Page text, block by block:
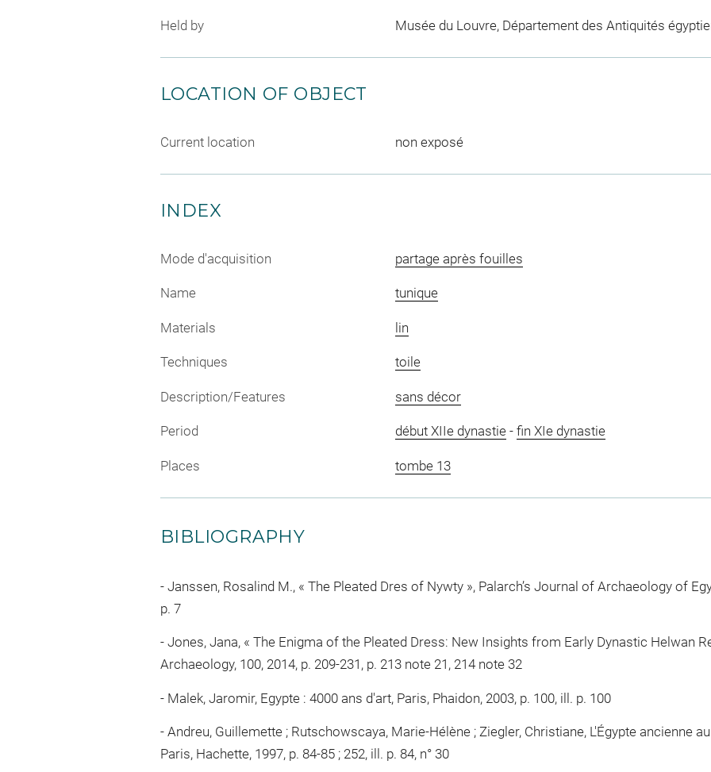
Held by Musée du Louvre, Département des Antiquités
LOCATION OF OBJECT
Current location non exposé
INDEX
Mode d'acquisition partage après fouilles
Name tunique
Materials lin
Techniques toile
Description/Features sans décor
Period début XIIe dynastie- fin XIe dynastie
Places tombe 13
BIBLIOGRAPHY
Janssen, Rosalind M., « The Pleated Dres of Nywty », Palarch’s Journal of Archaeology of
p. 7
Jones, Jana, « The Enigma of the Pleated Dress: New Insights from Early Dynastic Helwan
Archaeology, 100, 2014, p. 209-231, p. 213 note 21, 214 note 32
Malek, Jaromir, Egypte : 4000 ans d'art, Paris, Phaidon, 2003, p. 100, ill. p. 100
Andreu, Guillemette ; Rutschowscaya, Marie-Hélène ; Ziegler, Christiane, L'Égypte ancienne
Paris, Hachette, 1997, p. 84-85 ; 252, ill. p. 84, n° 30